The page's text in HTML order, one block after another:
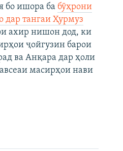
бо ишора ба бӯҳрони
дар тангаи Ҳурмуз
ахир нишон дод, ки
ҷойгузин барои
ва Анқара дар ҳоли
масирҳои нави